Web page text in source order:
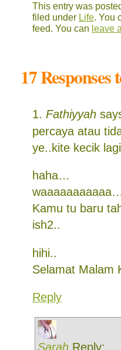
This entry was
filed under Life. You
feed. You can leave
17
Fathiyyah
percaya atau
ye..kite kecik
haha…
Kamu tu baru
ish2..
hihi..
Selamat Malam
Reply
Sarah Reply: